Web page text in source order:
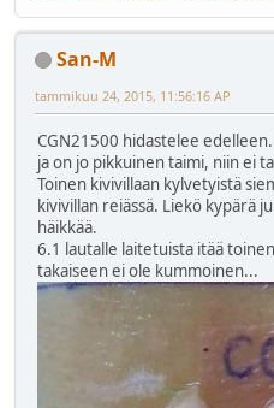
San-M
tammikuu 24, 2015, 11:56:16 AP
CGN21500 hidastelee
ja on jo pikkuinen taimi, niin ei
Toinen kivivillaan kylvetyistä
kivivillan reiässä. Liekö kypärä
häikkää.
6.1 lautalle laitetuista itää
takaiseen ei ole kummoinen...